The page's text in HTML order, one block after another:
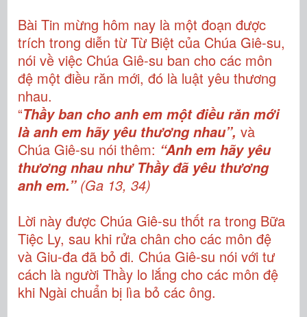
Bài Tin mừng hôm nay là một đoạn được
trích trong diễn từ Từ Biệt của Chúa Giê-su,
nói về việc Chúa Giê-su ban cho các môn
đệ một điều răn mới, đó là luật yêu thương
nhau.
“Thầy ban cho anh em một điều răn mới
là anh em hãy yêu thương nhau”, và
Chúa Giê-su nói thêm: “Anh em hãy yêu
thương nhau như Thầy đã yêu thương
anh em.” (Ga 13, 34)
Lời này được Chúa Giê-su thốt ra trong Bữa
Tiệc Ly, sau khi rửa chân cho các môn đệ
và Giu-đa đã bỏ đi. Chúa Giê-su nói với tư
cách là người Thầy lo lắng cho các môn đệ
khi Ngài chuẩn bị lìa bỏ các ông.